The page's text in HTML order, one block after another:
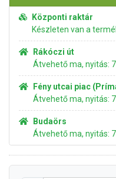
Központi raktár
Készleten van a
Rákóczi út
Átvehető ma, nyitás:
Fény utcai piac
Átvehető ma, nyitás:
Budaörs
Átvehető ma, nyitás: